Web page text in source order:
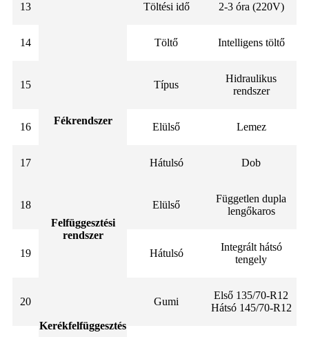
13 Töltési idő 2-3 óra (220V)
14 Töltő Intelligens töltő
15
Fékrendszer
Típus
Hidraulikus
rendszer
16 Elülső Lemez
17 Hátulsó Dob
18
Felfüggesztési
rendszer
Elülső
Független dupla
lengőkaros
19 Hátulsó
Integrált hátsó
tengely
20
Kerékfelfüggesztés
Gumi
Első 135/70-R12
Hátsó 145/70-R12